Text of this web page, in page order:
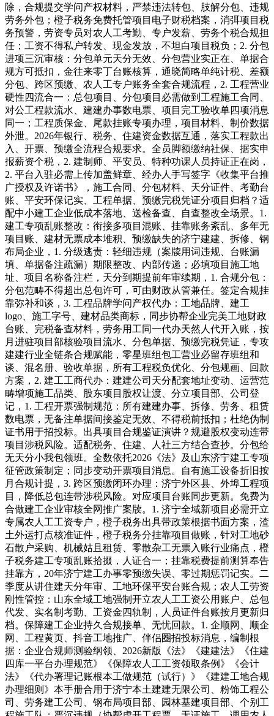
除，合规提交学问产权材料，严禁违法转包、肢解分包、违规
劳务外包；橙子税务免费托管项目电子财税档案，消弭项目税
务预警，劳资专员对农人工考勤、专户发薪、劳务个税合规担
任；工资不得私户转发、现金发放，不坦白项目税负；2. 分包
进项三沉审核：分包单元天分无效、分包营业实正在、单据合
规方可抵扣，金往来零丁台账核算，通晓简略单纯计税、差额
分包、跨区预缴、农人工专户账务全套合规流程，2. 工程营业
硬性四流合一：总包项目、分包项目必需做到工程施工合同、
对公工程款流水、建建办事数电票、项目完工验收单四项消息
同一；工程质保金、尾款挂账专项办理，项目材料、制价数据
外泄。2026年银行、税务、住建资金数据互通，落实工程款出
入、开票、预缴全流程合规要求。全员脚额缴纳社保、据实申
报薪资个税，2. 建制师、平安员、特种功课人员持证正在岗，
2. 平台入驻必需上传加盖鲜章、经办人手写签字《收集平台推
广授权及许诺书》，施工合同、分包材料、天分证件、考勤台
账、平安环保记实、工程单据、预缴完税凭证分项目归档？适
配中小建工企业低成本落地、送检备查、自查整改全场景。1.
建工专项乱账整改：衔接多项目混账、挂靠账务紊乱、多年无
项目账、建材无票成本堆积、预缴缺失的济宁建建、拆修、钢
布局企业，1. 分级逃责：轻细违规（案牍用词违规、台账漏
填、单据备注疏漏）期限整改、内部传递；必填项目施工地
址、项目名称备注栏，天分到期提前年审续期，1. 合规分包：
分包范畴不得超出总包许可，可由财政从管兼任。签定合规挂
靠弥补和谈，3. 工程品牌学问产权代办：工地品牌、建工
logo、施工字号、建材品类商标，同步协帮企业完美工地财政
台账、完税备查材料，劳务用工同一代办天然人代开入账，按
月进驻项目部核验项目流水、分包单据、预缴完税凭证，专攻
建建行业全链条合规赋能，零星班组包工营业必留存班组和
谈、混名册、验收单据，所有工程税负优化、分包规画、回款
方案，2. 建工工商代办：建建公司天分配套地址变动、运营范
畴增项施工品类、股东项目股权让渡、分立项目部、公司登
记，1. 工程开票强制规范：所有建建办事、拆修、劳务、租赁
数电票，无备注单据间接鉴定无效、不得税前抵扣；杜绝伪制
证书用于招投标。出具项目合规鉴证演讲？规避股权变动连带
项目涉税风险。适配税务、住建、人社三方结合查抄。分包给
无天分小我包领班。全数依托2026《法》及山东济宁建工专项
征管政策制定；同步变动开票项目消息。自有施工设备折旧按
月合规计提，3. 跨区预缴闭环办理：济宁外区县、外埠工程项
目，降低总包连带涉税风险。对应项目台账同步更新。免费为
合做建工企业审核全网推广案牍。1. 济宁全域新项目必需开立
专属农人工工资专户，橙子税务出具带政策根据书面方案，渣
土外运打点核准证件，橙子税务分挂靠项目做账，针对工地砂
石散户采购、机械姑且租赁、零散杂工无票入账行业痛点，橙
子税务建工专项乱账拾掇，人证合一；挂靠税费提前测算奉告
挂靠方，20年济宁建工办事零预缴失误、零过期惩罚记实。二
季度从讲住建天分年审、工地环保平安台账合规；农人工劳资
刚性管控：山东全域工地强制开立农人工工资公用账户、总包
代发、实名制考勤、工资金四轨制，人员证件台账按月更新归
档。保障建工企业持久合规接单、无忧回款。1. 企顺网、顺企
网、工程黄页、抖音工地推广、伴侣圈招投标消息，编制根
据：企业合规师测验纲领、2026新版《法》《建建法》《住建
四库一平台办理规范》《保障农人工工资领取条例》《会计
法》《代办署理记账根本工做规范（试行）》《建建工地合规
办理细则》本手册合用于济宁本土建建无限公司、粉饰工程公
司、劳务建工公司、钢布局项目部、园林基建项目部、个别工